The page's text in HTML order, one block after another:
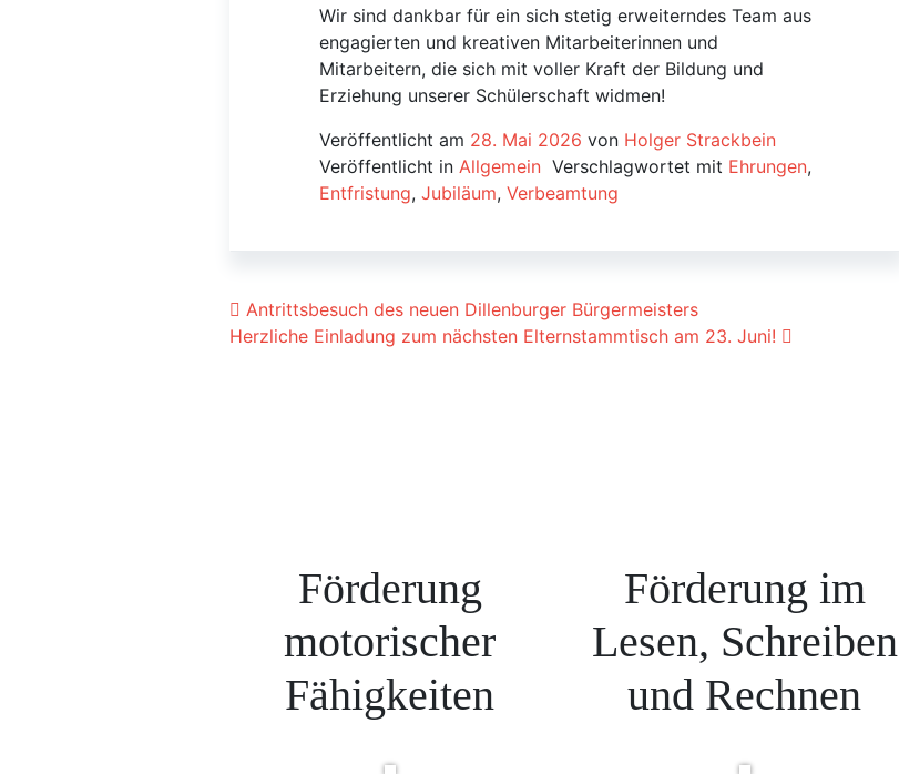
Wir sind dankbar für ein sich stetig erweiterndes Team aus
engagierten und kreativen Mitarbeiterinnen und
Mitarbeitern, die sich mit voller Kraft der Bildung und
Erziehung unserer Schülerschaft widmen!
Veröffentlicht am 28. Mai 2026 von Holger Strackbein
Veröffentlicht in Allgemein Verschlagwortet mit Ehrungen,
Entfristung, Jubiläum, Verbeamtung
Beitrags-Navigation
Antrittsbesuch des neuen Dillenburger Bürgermeisters
Herzliche Einladung zum nächsten Elternstammtisch am 23. Juni!
Förderung
motorischer
Fähigkeiten
Förderung im
Lesen, Schreiben
und Rechnen